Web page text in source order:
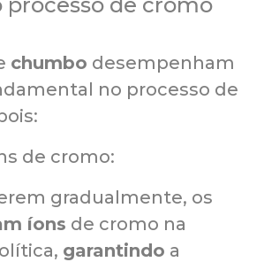
chumbo desempenham
no processo de
de cromo:
gradualmente, os
íons de cromo na
garantindo a